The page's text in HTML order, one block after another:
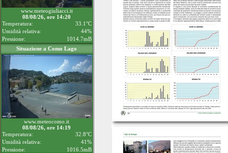
www.meteogiuliacci.it
08/08/26, ore 14:20
Temperatura:
33.1°C
Umidità relativa:
44%
Pressione:
1014.7mB
Situazione a Como Lago
www.meteocomo.it
08/08/26, ore 14:19
Temperatura:
32.8°C
Umidità relativa:
41%
Pressione:
1016.5mB